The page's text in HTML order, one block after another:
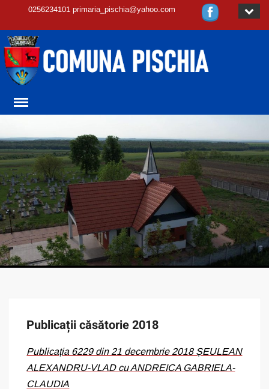
0256234101 primaria_pischia@yahoo.com
Publicații căsătorie 2018
Publicația 6229 din 21 decembrie 2018 ȘEULEAN
ALEXANDRU-VLAD cu ANDREICA GABRIELA-
CLAUDIA